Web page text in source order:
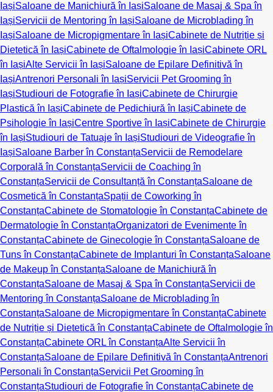
IașiSaloane de Manichiură în IașiSaloane de Masaj & Spa în
IașiServicii de Mentoring în IașiSaloane de Microblading în
IașiSaloane de Micropigmentare în IașiCabinete de Nutriție și
Dietetică în IașiCabinete de Oftalmologie în IașiCabinete ORL
în IașiAlte Servicii în IașiSaloane de Epilare Definitivă în
IașiAntrenori Personali în IașiServicii Pet Grooming în
IașiStudiouri de Fotografie în IașiCabinete de Chirurgie
Plastică în IașiCabinete de Pedichiură în IașiCabinete de
Psihologie în IașiCentre Sportive în IașiCabinete de Chirurgie
în IașiStudiouri de Tatuaje în IașiStudiouri de Videografie în
IașiSaloane Barber în ConstanțaServicii de Remodelare
Corporală în ConstanțaServicii de Coaching în
ConstanțaServicii de Consultanță în ConstanțaSaloane de
Cosmetică în ConstanțaSpații de Coworking în
ConstanțaCabinete de Stomatologie în ConstanțaCabinete de
Dermatologie în ConstanțaOrganizatori de Evenimente în
ConstanțaCabinete de Ginecologie în ConstanțaSaloane de
Tuns în ConstanțaCabinete de Implanturi în ConstanțaSaloane
de Makeup în ConstanțaSaloane de Manichiură în
ConstanțaSaloane de Masaj & Spa în ConstanțaServicii de
Mentoring în ConstanțaSaloane de Microblading în
ConstanțaSaloane de Micropigmentare în ConstanțaCabinete
de Nutriție și Dietetică în ConstanțaCabinete de Oftalmologie în
ConstanțaCabinete ORL în ConstanțaAlte Servicii în
ConstanțaSaloane de Epilare Definitivă în ConstanțaAntrenori
Personali în ConstanțaServicii Pet Grooming în
ConstanțaStudiouri de Fotografie în ConstanțaCabinete de